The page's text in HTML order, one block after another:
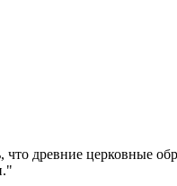
древние церковные